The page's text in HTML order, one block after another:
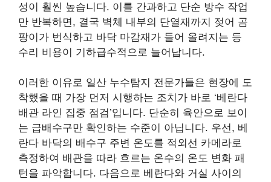
성이 훨씬 높습니다. 이를 간과하고 단순 방수 작업
만 반복하면, 결국 벽체 내부의 단열재까지 젖어 곰
팡이가 번식하고 바닥 마감재가 들어 올려지는 등
수리 비용이 기하급수적으로 늘어납니다.
이러한 이유로 일산 누수탐지 전문가들은 현장에 도
착했을 때 가장 먼저 시행하는 조치가 바로 ‘베란다
배관 라인 집중 점검’입니다. 단순히 육안으로 보이
는 급배수구만 확인하는 수준이 아닙니다. 우선, 베
란다 바닥의 배수구 주변 온도를 적외선 카메라로
측정하여 배관을 따라 흐르는 온수의 온도 변화 패
턴을 파악합니다. 다음으로 베란다와 거실 사이의